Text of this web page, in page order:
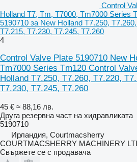
Control
Holland T7, Tm, T7000, Tm7000 Series
5190710 за New Holland T7.250,
T7.215, T7.230, T7.245, T7.260
4
Control Valve Plate 5190710 New
Tm7000 Series Tm120 Control
Holland T7.250, T7.260, T7.220,
T7.230, T7.245, T7.260
45 € ≈ 88,16 лв.
Друга резервна част на хидравликата
5190710
Ирландия, Courtmacsherry
COURTMACSHERRY MACHINERY
Свържете се с продавача